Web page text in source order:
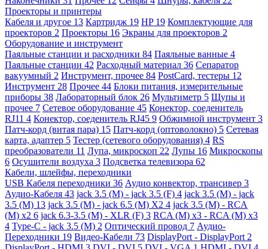
Проекторы и принтеры
Кабеля и другое 13 Картридж 19 HP 19 Комплектующие для
проекторов 2 Проекторы 16 Экраны для проекторов 2
Оборудование и инструмент
Паяльные станции и расходники 84 Паяльные ванные 4
Паяльные станции 42 Расходный материал 36 Сепаратор
вакуумный 2 Инструмент, прочее 84 PostCard, тестеры 12
Инструмент 28 Прочее 44 Блоки питания, измерительные
приборы 38 Лабораторный блок 26 Мультиметр 5 Щупы и
прочее 7 Сетевое оборудование 45 Конектор, соеденитель
RJ11 4 Конектор, соеденитель RJ45 9 Обжимной инструмент 3
Патч-корд (витая пара) 15 Патч-корд (оптоволокно) 5 Сетевая
карта, адаптер 5 Тестер (сетевого оборудования) 4 RS
преобразователи 11 Лупа, микроскоп 22 Лупы 16 Микроскопы
6 Осушители воздуха 3 Подсветка телевизора 62
Кабели, шлейфы, переходники
USB Кабеля переходники 36 Аудио конвектор, трансивер 3
Аудио-Кабеля 43 jack 3.5 (M) - jack 3.5 (F) 4 jack 3.5 (M) - jack
3.5 (M) 13 jack 3.5 (M) - jack 6.5 (M) X2 4 jack 3.5 (M) - RCA
(M) x2 6 jack 6.3-3.5 (M) - XLR (F) 3 RCA (M) x3 - RCA (M) x3
4 Type-C - jack 3.5 (M) 2 Оптический провод 7 Аудио-
Переходники 19 Видео-Кабели 73 DisplayPort - DisplayPort 2